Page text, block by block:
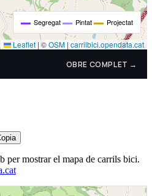
per mostrar el mapa de carrils bici.